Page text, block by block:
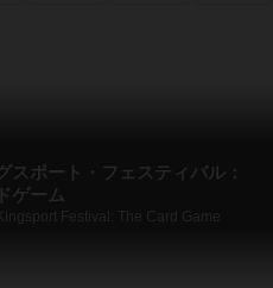
スポート・フェスティバル：
ゲーム
Festival: The Card Game